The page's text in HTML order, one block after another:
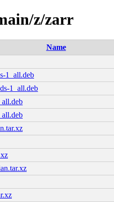
z/zarr
Name
1_all.deb
1_all.deb